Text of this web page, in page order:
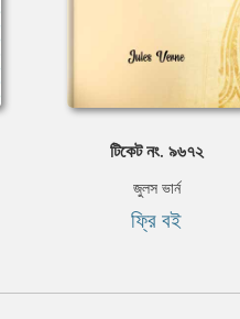
টিকেট নং. ৯৬৭২
জুলস ভার্ন
ফ্রি বই